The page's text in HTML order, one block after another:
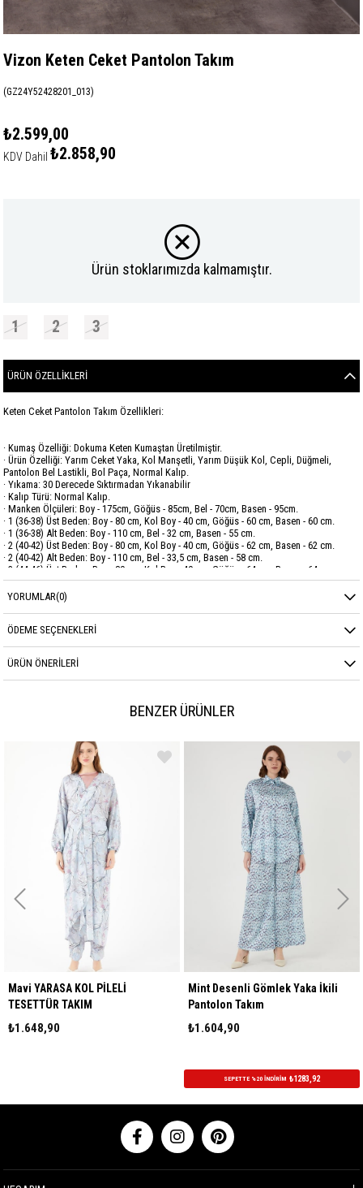
Vizon Keten Ceket Pantolon Takım
(GZ24Y52428201_013)
₺2.599,00
KDV Dahil ₺2.858,90
Ürün stoklarımızda kalmamıştır.
1 2 3
ÜRÜN ÖZELLIKLERI
Keten Ceket Pantolon Takım Özellikleri:
· Kumaş Özelliği: Dokuma Keten Kumaştan Üretilmiştir.
· Ürün Özelliği: Yarım Ceket Yaka, Kol Manşetli, Yarım Düşük Kol, Cepli, Düğmeli,
Pantolon Bel Lastikli, Bol Paça, Normal Kalıp.
· Yıkama: 30 Derecede Sıktırmadan Yıkanabilir
· Kalıp Türü: Normal Kalıp.
· Manken Ölçüleri: Boy - 175cm, Göğüs - 85cm, Bel - 70cm, Basen - 95cm.
· 1 (36-38) Üst Beden: Boy - 80 cm, Kol Boy - 40 cm, Göğüs - 60 cm, Basen - 60 cm.
· 1 (36-38) Alt Beden: Boy - 110 cm, Bel - 32 cm, Basen - 55 cm.
· 2 (40-42) Üst Beden: Boy - 80 cm, Kol Boy - 40 cm, Göğüs - 62 cm, Basen - 62 cm.
· 2 (40-42) Alt Beden: Boy - 110 cm, Bel - 33,5 cm, Basen - 58 cm.
· 3 (44-46) Üst Beden: Boy - 80 cm, Kol Boy - 40 cm, Göğüs - 64 cm, Basen - 64 cm.
· 3 (44-46) Alt Beden: Boy - 110 cm, Bel - 35 cm, Basen - 61 cm.
Sezon
Kumaş Cinsi
YORUMLAR(0)
ÖDEME SEÇENEKLERI
ÜRÜN ÖNERILERI
BENZER ÜRÜNLER
Mavi YARASA KOL PİLELİ
TESETTÜR TAKIM
₺1.648,90
Mint Desenli Gömlek Yaka İkili
Pantolon Takım
₺1.604,90
SEPETTE %20 İNDİRİM ₺1283,92